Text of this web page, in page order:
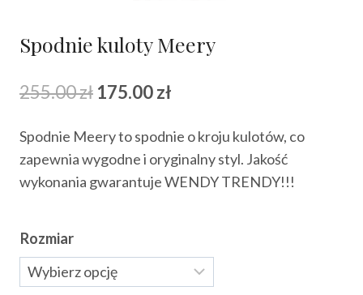
Spodnie kuloty Meery
255.00zł Pierwotna
wynosiła:
255.00 zł.
175.00zł
wynosi:
175.00 zł.
Spodnie Meery to spodnie o kroju kulotów, co
zapewnia wygodne i oryginalny styl. Jakość
wykonania gwarantuje WENDY TRENDY!!!
Rozmiar